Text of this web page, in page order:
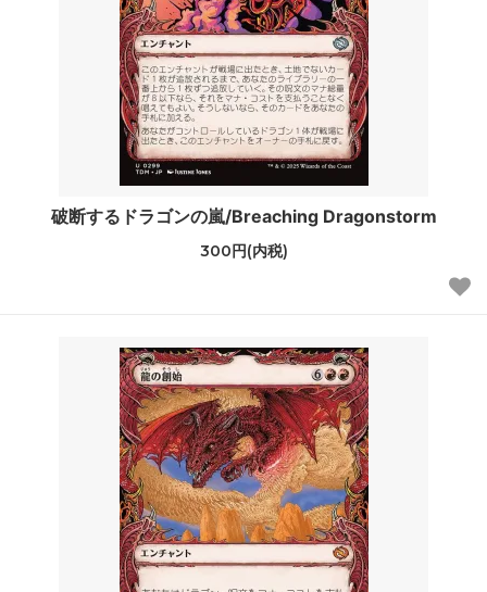
破断するドラゴンの嵐/Breaching Dragonstorm
300円(内税)